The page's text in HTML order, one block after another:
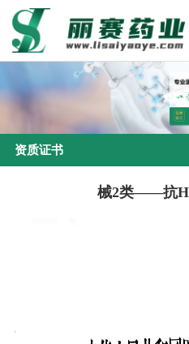
资质
资质证书
械2类——抗